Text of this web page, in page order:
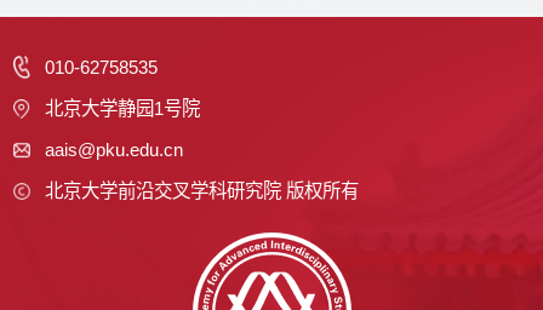
010-62758535
北京大学静园1号院
aais@pku.edu.cn
北京大学前沿交叉学科研究院 版权所有